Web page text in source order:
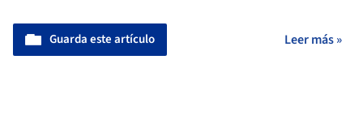
Guarda este artículo Leer más »